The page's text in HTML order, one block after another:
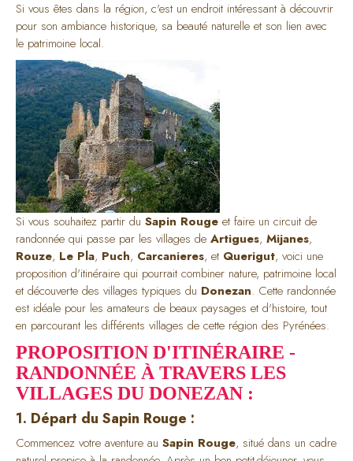
Si vous êtes dans la région, c'est un endroit intéressant à découvrir
pour son ambiance historique, sa beauté naturelle et son lien avec
le patrimoine local.
Si vous souhaitez partir du Sapin Rouge et faire un circuit de
randonnée qui passe par les villages de Artigues, Mijanes,
Rouze, Le Pla, Puch, Carcanieres, et Querigut, voici une
proposition d'itinéraire qui pourrait combiner nature, patrimoine local
et découverte des villages typiques du Donezan. Cette randonnée
est idéale pour les amateurs de beaux paysages et d'histoire, tout
en parcourant les différents villages de cette région des Pyrénées.
PROPOSITION D'ITINÉRAIRE -
RANDONNÉE À TRAVERS LES
VILLAGES DU DONEZAN :
1. Départ du Sapin Rouge :
Commencez votre aventure au Sapin Rouge, situé dans un cadre